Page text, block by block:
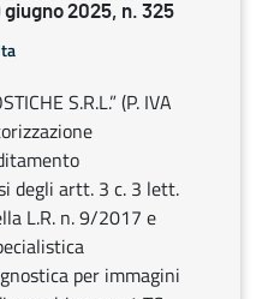
giugno 2025, n. 325
S.R.L.” (P. IVA
degli artt. 3 c. 3 lett.
L.R. n. 9/2017 e
per immagini